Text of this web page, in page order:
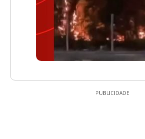
PUBLICIDADE